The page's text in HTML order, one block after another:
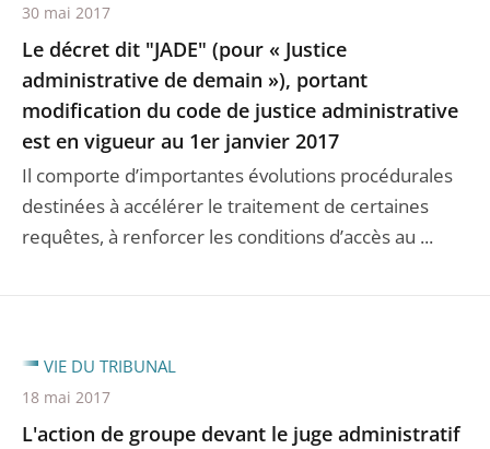
Le décret dit "JADE" (pour « Justice
administrative de demain »), portant
modification du code de justice administrative
est en vigueur au 1er janvier 2017
Il comporte d’importantes évolutions procédurales
destinées à accélérer le traitement de certaines
requêtes, à renforcer les conditions d’accès au ...
30 mai 2017
L'action de groupe devant le juge administratif
VIE DU TRIBUNAL
18 mai 2017